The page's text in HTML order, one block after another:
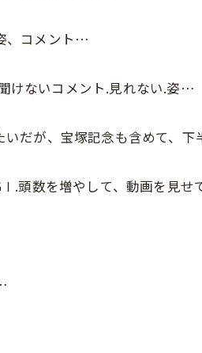
、コメント…
けないコメント.見れない.姿…
いだが、宝塚記念も含めて、
頭数を増やして、動画を見